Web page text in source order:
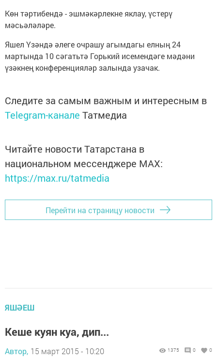
Көн тәртибендә - эшмәкәрлекне яклау, үстерү
мәсьәләләре.
Яшел Үзәндә әлеге очрашу агымдагы елның 24
мартында 10 сәгатьтә Горький исемендәге мәдәни
үзәкнең конференцияләр залында узачак.
Следите за самым важным и интересным в
Telegram-канале Татмедиа
Читайте новости Татарстана в
национальном мессенджере MАХ:
https://max.ru/tatmedia
Перейти на страницу новости
ЯШӘЕШ
Кеше куян куа, дип...
Автор, 15 март 2015 - 10:20 1375 0 0